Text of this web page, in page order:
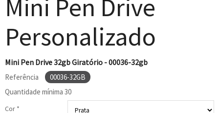
Mini Pen Drive
Personalizado
Mini Pen Drive 32gb Giratório - 00036-32gb
Referência
00036-32GB
Quantidade mínima 30
Cor *